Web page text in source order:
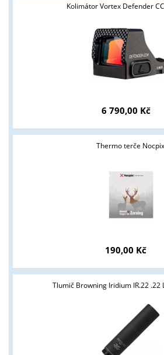
Kolimátor Vortex Defender
6 790,00 Kč
Thermo terče Nocpix
190,00 Kč
Tlumič Browning Iridium IR.22 .22
Tyto stránky jsou určeny pouze
podnikatelům v oblasti zbraně a
podmínky?
ANO